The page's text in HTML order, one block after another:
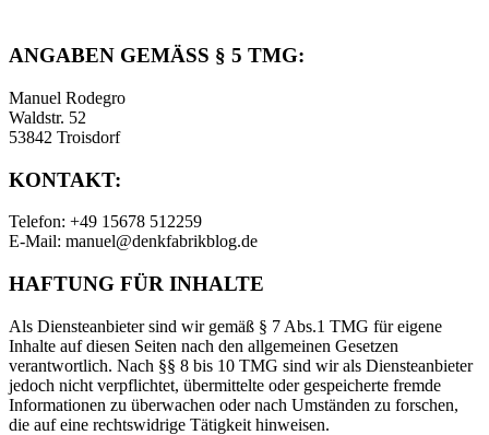
ANGABEN GEMÄSS § 5 TMG:
Manuel Rodegro
Waldstr. 52
53842 Troisdorf
KONTAKT:
Telefon: +49 15678 512259
E-Mail: manuel@denkfabrikblog.de
HAFTUNG FÜR INHALTE
Als Diensteanbieter sind wir gemäß § 7 Abs.1 TMG für eigene
Inhalte auf diesen Seiten nach den allgemeinen Gesetzen
verantwortlich. Nach §§ 8 bis 10 TMG sind wir als Diensteanbieter
jedoch nicht verpflichtet, übermittelte oder gespeicherte fremde
Informationen zu überwachen oder nach Umständen zu forschen,
die auf eine rechtswidrige Tätigkeit hinweisen.